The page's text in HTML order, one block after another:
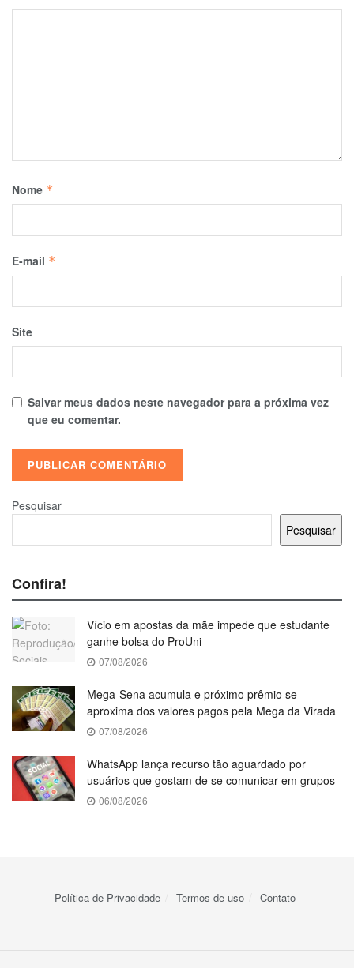
Nome *
E-mail *
Site
Salvar meus dados neste navegador para a próxima vez
que eu comentar.
Pesquisar
Pesquisar
Confira!
Vício em apostas da mãe impede que estudante
ganhe bolsa do ProUni
07/08/2026
Mega-Sena acumula e próximo prêmio se
aproxima dos valores pagos pela Mega da Virada
07/08/2026
WhatsApp lança recurso tão aguardado por
usuários que gostam de se comunicar em grupos
06/08/2026
Política de Privacidade Termos de uso Contato